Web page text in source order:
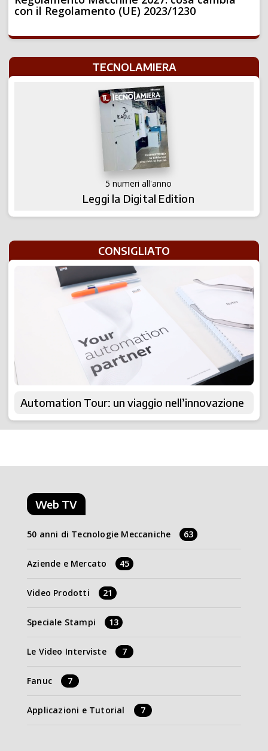
con il Regolamento (UE) 2023/1230
TECNOLAMIERA
5 numeri all'anno
Leggi la Digital Edition
CONSIGLIATO
Automation Tour: un viaggio nell’innovazione
Web TV
50 anni di Tecnologie Meccaniche 63
Aziende e Mercato 45
Video Prodotti 21
Speciale Stampi 13
Le Video Interviste 7
Fanuc 7
Applicazioni e Tutorial 7